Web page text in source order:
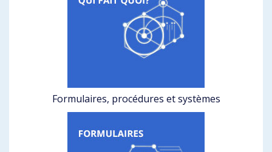
Formulaires, procédures et systèmes